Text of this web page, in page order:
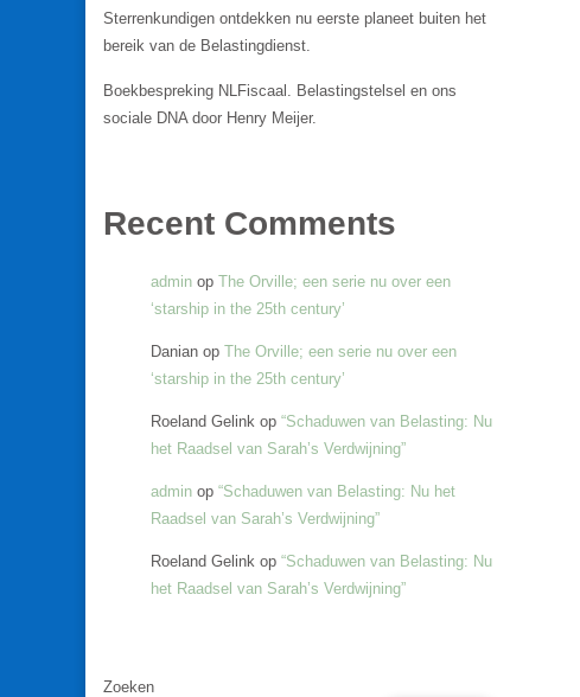
Sterrenkundigen ontdekken nu eerste planeet buiten het
bereik van de Belastingdienst.
Boekbespreking NLFiscaal. Belastingstelsel en ons
sociale DNA door Henry Meijer.
Recent Comments
admin op The Orville; een serie nu over een
‘starship in the 25th century’
Danian op The Orville; een serie nu over een
‘starship in the 25th century’
Roeland Gelink op “Schaduwen van Belasting: Nu
het Raadsel van Sarah’s Verdwijning”
admin op “Schaduwen van Belasting: Nu het
Raadsel van Sarah’s Verdwijning”
Roeland Gelink op “Schaduwen van Belasting: Nu
het Raadsel van Sarah’s Verdwijning”
Zoeken